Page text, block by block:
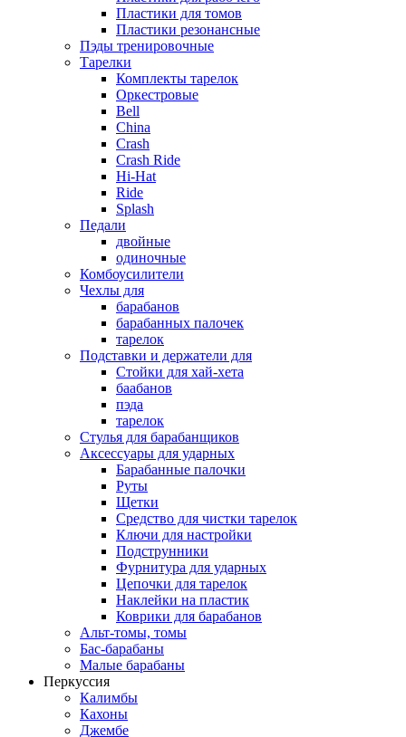
Пластики для томов
Пластики резонансные
Пэды тренировочные
Тарелки
Комплекты тарелок
Оркестровые
Bell
China
Crash
Crash Ride
Hi-Hat
Ride
Splash
Педали
двойные
одиночные
Комбоусилители
Чехлы для
барабанов
барабанных палочек
тарелок
Подставки и держатели для
Стойки для хай-хета
баабанов
пэда
тарелок
Стулья для барабанщиков
Аксессуары для ударных
Барабанные палочки
Руты
Щетки
Средство для чистки тарелок
Ключи для настройки
Подструнники
Фурнитура для ударных
Цепочки для тарелок
Наклейки на пластик
Коврики для барабанов
Альт-томы, томы
Бас-барабаны
Малые барабаны
Перкуссия
Калимбы
Кахоны
Джембе